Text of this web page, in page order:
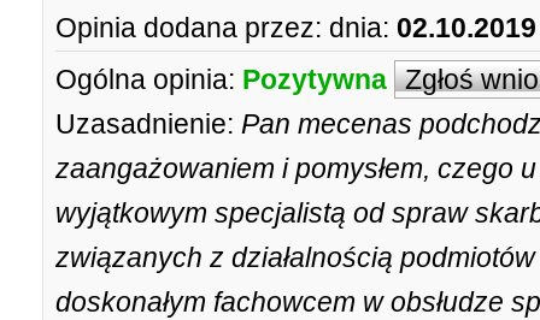
Opinia dodana przez: dnia:
Ogólna opinia: Pozytywna Zgłoś
Uzasadnienie: Pan mecenas
zaangażowaniem i pomysłem, czego
wyjątkowym specjalistą od spraw
związanych z działalnością
doskonałym fachowcem w obsłudze